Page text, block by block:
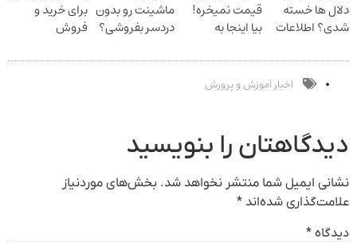
دلال ها خسته
شدی؟ اطلاعات
ثبت کن
قیمت نمیخره!
بیا اینجا به
بفروش*فقط
خریدار واقعی*
ماشینت رو بدون
دردسر بفروشی؟
برای خرید و
فروش
دیجیتال
اخبار آموزش و پرورش
دیدگاهتان را بنویسید
نشانی ایمیل شما منتشر نخواهد شد. بخش‌های موردنیاز
علامت‌گذاری شده‌اند *
دیدگاه *